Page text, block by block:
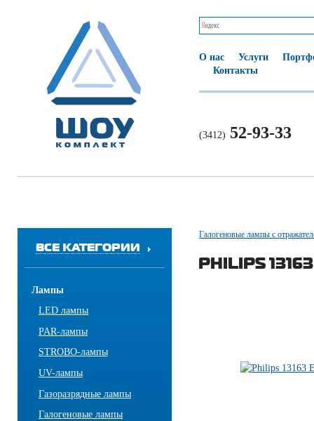
О нас Услуги
Контакты
(3412) 52-93-33
ВСЕ КАТЕГОРИИ
Лампы
LED лампы
PAR-лампы
STROBO-лампы
UV-лампы
Газоразрядные лампы
Галогеновые лампы
Галогеновые лампы с
PHILIPS